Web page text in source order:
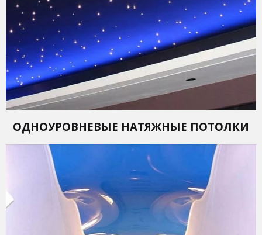
ОДНОУРОВНЕВЫЕ НАТЯЖНЫЕ ПОТОЛКИ